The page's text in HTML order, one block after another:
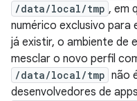
/data/local/tmp , em
numérico exclusivo para
já existir, o ambiente de
mesclar o novo perfil
/data/local/tmp não
desenvolvedores de